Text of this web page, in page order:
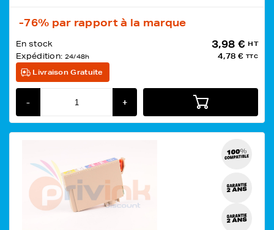
-76% par rapport à la marque
En stock
Expédition: 24/48h
3,98 € HT
4,78 € TTC
Livraison Gratuite
- +